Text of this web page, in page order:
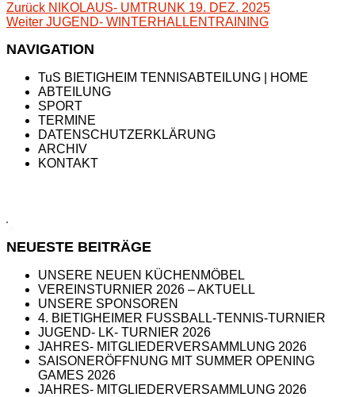
Beitragsnavigation
Zurück Vorheriger
Beitrag:
NIKOLAUS- UMTRUNK 19. DEZ. 2025
Weiter Nächster
JUGEND- WINTERHALLENTRAINING
NAVIGATION
TuS BIETIGHEIM TENNISABTEILUNG | HOME
ABTEILUNG
SPORT
TERMINE
DATENSCHUTZERKLÄRUNG
ARCHIV
KONTAKT
NEUESTE BEITRÄGE
UNSERE NEUEN KÜCHENMÖBEL
VEREINSTURNIER 2026 – AKTUELL
UNSERE SPONSOREN
4. BIETIGHEIMER FUSSBALL-TENNIS-TURNIER
JUGEND- LK- TURNIER 2026
JAHRES- MITGLIEDERVERSAMMLUNG 2026
SAISONERÖFFNUNG MIT SUMMER OPENING
GAMES 2026
JAHRES- MITGLIEDERVERSAMMLUNG 2026